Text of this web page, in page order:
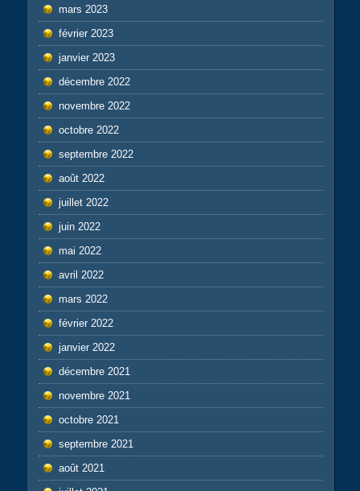
mars 2023
février 2023
janvier 2023
décembre 2022
novembre 2022
octobre 2022
septembre 2022
août 2022
juillet 2022
juin 2022
mai 2022
avril 2022
mars 2022
février 2022
janvier 2022
décembre 2021
novembre 2021
octobre 2021
septembre 2021
août 2021